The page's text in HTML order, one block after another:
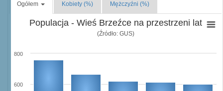
Ogółem Kobiety (%) Mężczyźni (%)
Populacja - Wieś Brzeźce na przestrzeni lat
(Źródło: GUS)
600
800